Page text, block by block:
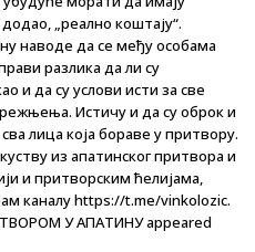
„реално коштају“.
наводе да се међу особама
разлика да ли су
и да су услови исти за све
Истичу и да су оброк и
лица која бораве у притвору.
из апатинског притвора и
и притворским ћелијама,
каналу https://t.me/vinkolozic.
У АПАТИНУ appeared